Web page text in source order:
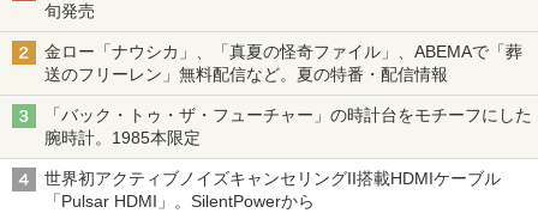
旬発売
金ロー「ナウシカ」、「真夏の怪奇ファイル」、ABEMAで「葬
送のフリーレン」無料配信など。夏の特番・配信情報
「バック・トゥ・ザ・フューチャー」の時計台をモチーフにした
腕時計。1985本限定
世界初アクティブノイズキャンセリングII搭載HDMIケーブル
「Pulsar HDMI」。SilentPowerから